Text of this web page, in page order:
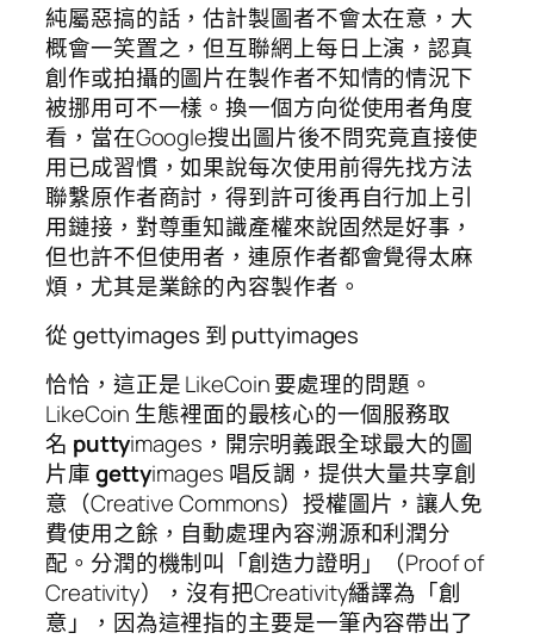
純屬惡搞的話，估計製圖者不會太在意，大
概會一笑置之，但互聯網上每日上演，認真
創作或拍攝的圖片在製作者不知情的情況下
被挪用可不一樣。換一個方向從使用者角度
看，當在Google搜出圖片後不問究竟直接使
用已成習慣，如果說每次使用前得先找方法
聯繫原作者商討，得到許可後再自行加上引
用鏈接，對尊重知識產權來說固然是好事，
但也許不但使用者，連原作者都會覺得太麻
煩，尤其是業餘的內容製作者。
從 gettyimages 到 puttyimages
恰恰，這正是 LikeCoin 要處理的問題。
LikeCoin 生態裡面的最核心的一個服務取
名 puttyimages，開宗明義跟全球最大的圖
片庫gettyimages 唱反調，提供大量共享創
意（Creative Commons）授權圖片，讓人免
費使用之餘，自動處理內容溯源和利潤分
配。分潤的機制叫「創造力證明」（Proof of
Creativity），沒有把Creativity繙譯為「創
意」，因為這裡指的主要是一筆內容帶出了